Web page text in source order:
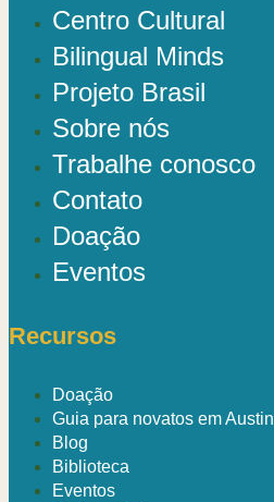
Centro Cultural
Bilingual Minds
Projeto Brasil
Sobre nós
Trabalhe conosco
Contato
Doação
Eventos
Recursos
Doação
Guia para novatos em Austin
Blog
Biblioteca
Eventos